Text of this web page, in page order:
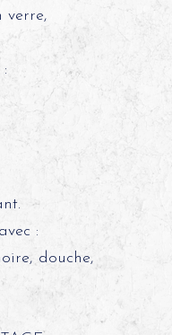
verre,
:
douche,